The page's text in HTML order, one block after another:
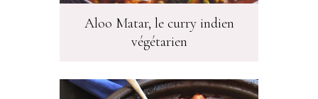
Aloo Matar, le curry indien
végétarien